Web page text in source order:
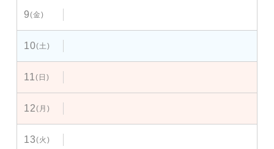
9(金)
10(土)
11(日)
12(月)
13(火)